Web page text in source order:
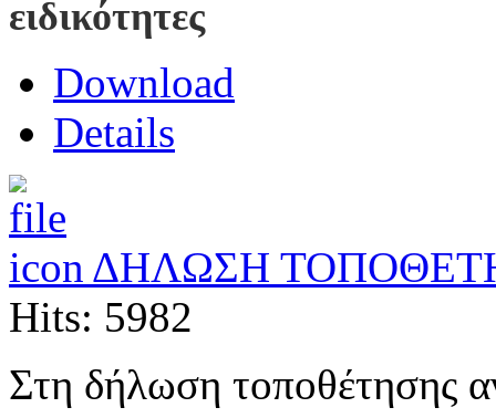
ειδικότητες
Download
Details
ΔΗΛΩΣΗ
Hits: 5982
Στη δήλωση τοποθέτησης